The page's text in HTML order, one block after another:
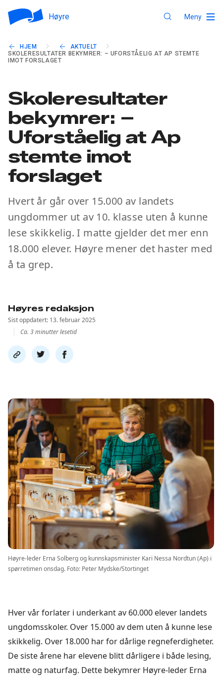
Høyre Meny
HJEM
AKTUELT
SKOLERESULTATER BEKYMRER: – UFORSTÅELIG AT AP STEMTE
IMOT FORSLAGET
Skoleresultater
bekymrer: –
Uforståelig at Ap
stemte imot
forslaget
Hvert år går over 15.000 av landets
ungdommer ut av 10. klasse uten å kunne
lese skikkelig. I matte gjelder det mer enn
18.000 elever. Høyre mener det haster med
å ta grep.
Høyres redaksjon
Sist oppdatert: 13. februar 2025
Ca. 3 minutter lesetid
Del
link
Del
på
Del
på
Høyre-leder Erna Solberg og kunnskapsminister Kari Nessa Nordtun (Ap) i
spørretimen onsdag. Foto: Peter Mydske/Stortinget
Hver vår forlater i underkant av 60.000 elever landets
ungdomsskoler. Over 15.000 av dem uten å kunne lese
skikkelig. Over 18.000 har for dårlige regneferdigheter.
De siste årene har elevene blitt dårligere i både lesing,
matte og naturfag. Dette bekymrer Høyre-leder Erna